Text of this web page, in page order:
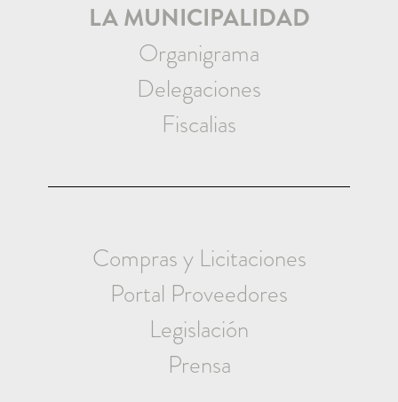
LA MUNICIPALIDAD
Organigrama
Delegaciones
Fiscalias
Compras y Licitaciones
Portal Proveedores
Legislación
Prensa